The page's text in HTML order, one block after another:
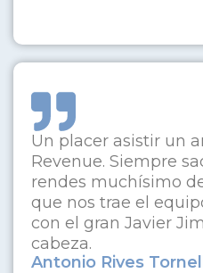
Un placer asistir un
Revenue. Siempre
rendes muchísimo
que nos trae el
con el gran Javier
cabeza.
Antonio Rives